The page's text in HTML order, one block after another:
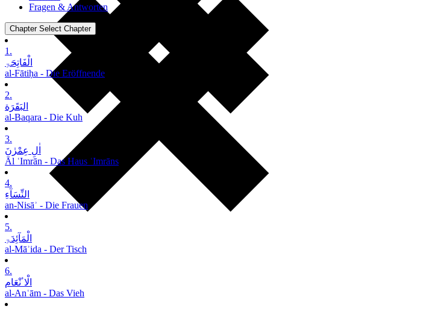
Fragen & Antworten
Chapter Select Chapter
1.
الْفَاتِحَۃِ
al-Fātiḥa - Die Eröffnende
2.
البَقَرَة
al-Baqara - Die Kuh
3.
اٰلِ عِمْرٰنَ
Āl ʿImrān - Das Haus ʿImrāns
4.
النِّسَآءِ
an-Nisāʾ - Die Frauen
5.
الْمَآئِدَۃِ
al-Māʾida - Der Tisch
6.
الْاٴنْعَام
al-Anʿām - Das Vieh